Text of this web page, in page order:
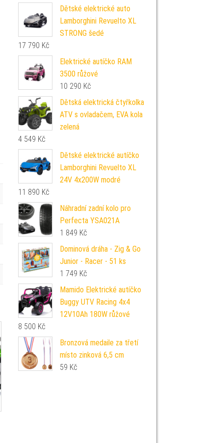
Dětské elektrické auto
Lamborghini Revuelto XL
STRONG šedé
17 790 Kč
Elektrické autíčko RAM
3500 růžové
10 290 Kč
Dětská elektrická čtyřkolka
ATV s ovladačem, EVA kola
zelená
4 549 Kč
Dětské elektrické autíčko
Lamborghini Revuelto XL
24V 4x200W modré
11 890 Kč
Náhradní zadní kolo pro
Perfecta YSA021A
1 849 Kč
Dominová dráha - Zig & Go
Junior - Racer - 51 ks
1 749 Kč
Mamido Elektrické autíčko
Buggy UTV Racing 4x4
12V10Ah 180W růžové
8 500 Kč
Bronzová medaile za třetí
místo zinková 6,5 cm
59 Kč